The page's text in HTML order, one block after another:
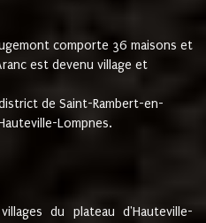
comporte 36 maisons et
est devenu village et
de Saint-Rambert-en-
Lompnes.
du plateau d'Hauteville-